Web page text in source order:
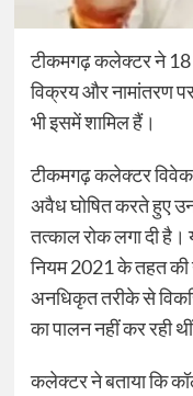
टीकमगढ़ कलेक्टर ने 18
विक्रय और नामांतरण
भी इसमें शामिल हैं।
टीकमगढ़ कलेक्टर विवेक
अवैध घोषित करते हुए
तत्काल रोक लगा दी है।
नियम 2021 के तहत
अनधिकृत तरीके से
का पालन नहीं कर रही
कलेक्टर ने बताया कि